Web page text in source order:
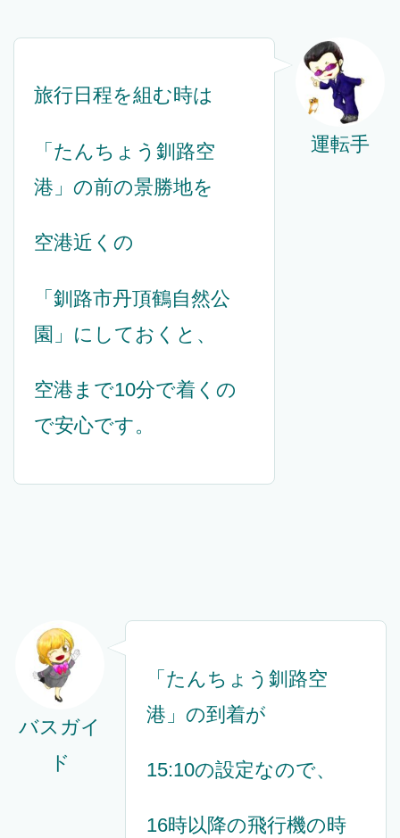
運転手
旅行日程を組む時は
「たんちょう釧路空
港」の前の景勝地を
空港近くの
「釧路市丹頂鶴自然公
園」にしておくと、
空港まで10分で着くの
で安心です。
バスガイ
ド
「たんちょう釧路空
港」の到着が
15:10の設定なので、
16時以降の飛行機の時